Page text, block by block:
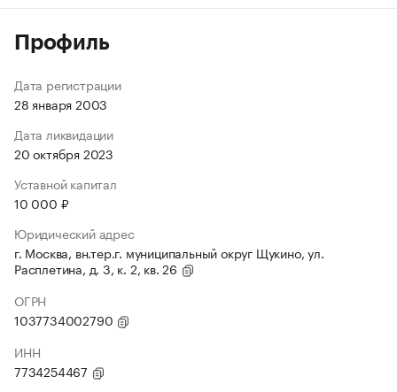
Профиль
Дата регистрации
28 января 2003
Дата ликвидации
20 октября 2023
Уставной капитал
10 000 ₽
Юридический адрес
г. Москва, вн.тер.г. муниципальный округ Щукино, ул.
Расплетина, д. 3, к. 2, кв. 26
ОГРН
1037734002790
ИНН
7734254467